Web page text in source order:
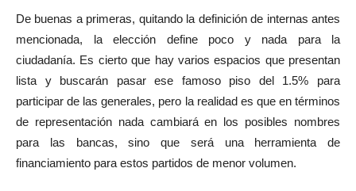
De buenas a primeras, quitando la definición de internas antes
mencionada, la elección define poco y nada para la
ciudadanía. Es cierto que hay varios espacios que presentan
lista y buscarán pasar ese famoso piso del 1.5% para
participar de las generales, pero la realidad es que en términos
de representación nada cambiará en los posibles nombres
para las bancas, sino que será una herramienta de
financiamiento para estos partidos de menor volumen.